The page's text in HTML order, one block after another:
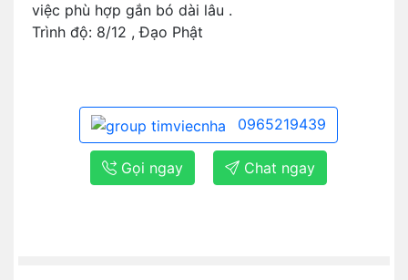
việc phù hợp gắn bó dài lâu .
Trình độ: 8/12 , Đạo Phật
0965219439
Gọi ngay Chat ngay